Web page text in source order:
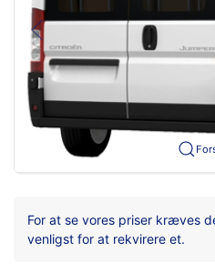
For at se vores priser kræves
venligst for at rekvirere et.